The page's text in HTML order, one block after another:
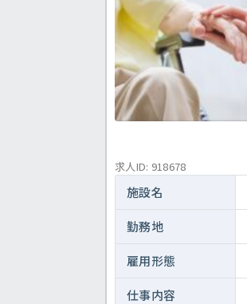
求人ID: 918678
施設名
勤務地
雇用形態
仕事内容